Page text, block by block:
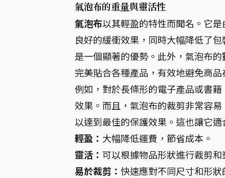
氣泡布的重量與靈活性
氣泡布以其輕盈的特性而聞名。它
良好的緩衝效果，同時大幅降低了
是一個顯著的優勢。此外，氣泡布的
完美貼合各種產品，有效地避免商
例如，對於長條形的電子產品或書
效果。而且，氣泡布的裁剪非常容
以達到最佳的保護效果。這也讓它
輕盈： 大幅降低運費，節省成本。
靈活： 可以根據物品形狀進行裁剪和
易於裁剪： 快速應對不同尺寸和形狀